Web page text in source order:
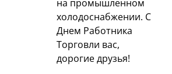
на промышленном
холодоснабжении. С
Днем Работника
Торговли вас,
дорогие друзья!